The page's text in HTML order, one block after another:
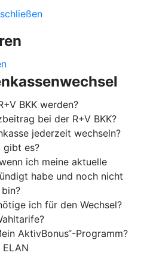
BKK werden?
bei der R+V BKK?
jederzeit wechseln?
gibt es?
ich meine aktuelle
habe und noch nicht
ich für den Wechsel?
AktivBonus“-Programm?